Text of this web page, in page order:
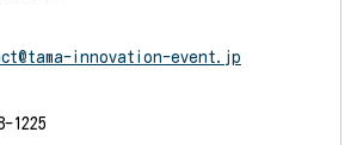
innovation-event.jp
1225